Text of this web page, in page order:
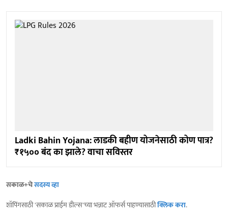
Ladki Bahin Yojana: लाडकी बहीण योजनेसाठी कोण पात्र?
₹१५०० बंद का झाले? वाचा सविस्तर
सकाळ+चेसदस्य व्हा
शॉपिंगसाठी 'सकाळ प्राईम डील्स'च्या भन्नाट ऑफर्स पाहण्यासाठीक्लिक करा.